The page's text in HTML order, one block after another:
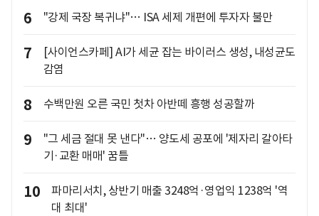
6 "강제 국장 복귀냐"… ISA 세제 개편에 투자자 불만
7
[사이언스카페] AI가 세균 잡는 바이러스 생성, 내성균도
감염
8 수백만원 오른 국민 첫차 아반떼 흥행 성공할까
9
"그 세금 절대 못 낸다"… 양도세 공포에 '제자리 갈아타
기·교환 매매' 꿈틀
10
파마리서치, 상반기 매출 3248억·영업익 1238억 '역
대 최대'